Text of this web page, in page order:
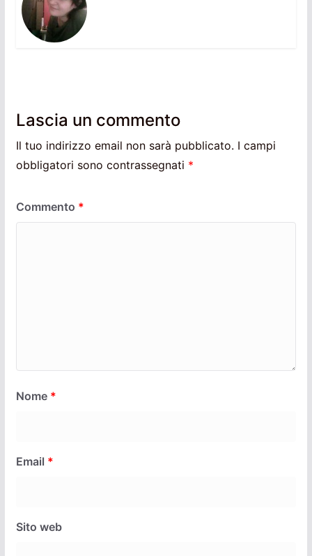
Lascia un commento
Il tuo indirizzo email non sarà pubblicato. I campi
obbligatori sono contrassegnati *
Commento *
Nome *
Email *
Sito web